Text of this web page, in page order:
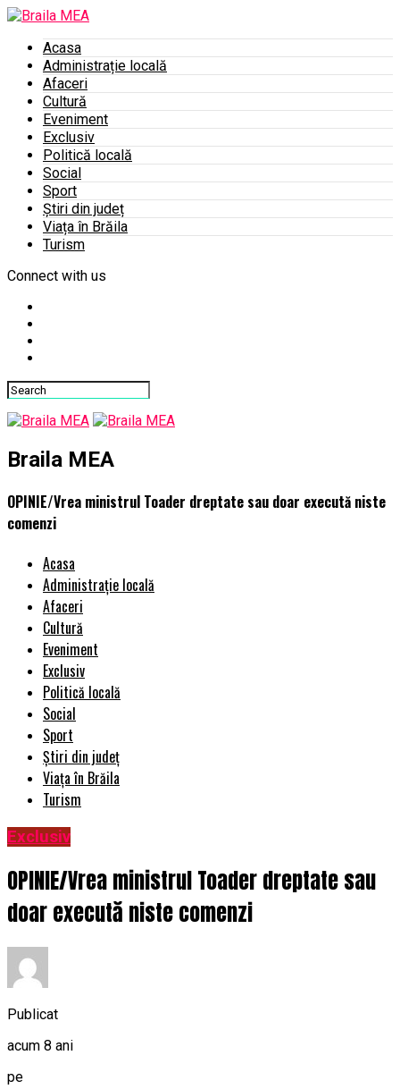
Acasa
Administrație locală
Afaceri
Cultură
Eveniment
Exclusiv
Politică locală
Social
Sport
Știri din județ
Viața în Brăila
Turism
Connect with us
Braila MEA
OPINIE/Vrea ministrul Toader dreptate sau doar execută niste
comenzi
Acasa
Administrație locală
Afaceri
Cultură
Eveniment
Exclusiv
Politică locală
Social
Sport
Știri din județ
Viața în Brăila
Turism
Exclusiv
OPINIE/Vrea ministrul Toader dreptate sau
doar execută niste comenzi
Publicat
acum 8 ani
pe